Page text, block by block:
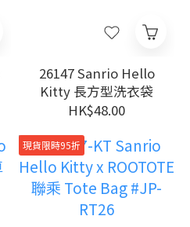
26147 Sanrio Hello
Kitty 長方型洗衣袋
HK$48.00
現貨限時95折